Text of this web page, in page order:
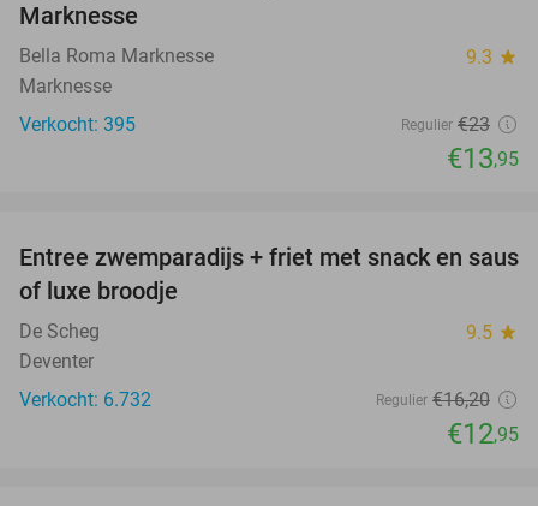
Marknesse
Bella Roma Marknesse 9.3 star
Marknesse
Verkocht: 395
Regulier €23
€13,95
20%
Entree zwemparadijs + friet met snack en saus
of luxe broodje
De Scheg 9.5 star
Deventer
Verkocht: 6.732
Regulier €16,20
€12,95